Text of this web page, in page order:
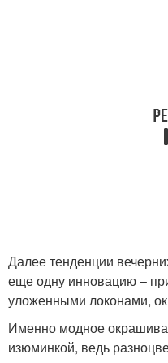
Далее тенденции
еще одну инновацию –
уложенными локонами,
Именно модное
изюминкой, ведь